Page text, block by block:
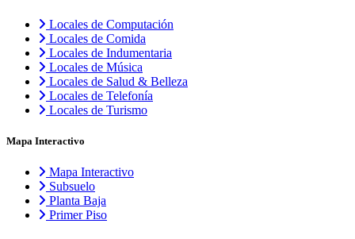
Locales de Computación
Locales de Comida
Locales de Indumentaria
Locales de Música
Locales de Salud & Belleza
Locales de Telefonía
Locales de Turismo
Mapa Interactivo
Mapa Interactivo
Subsuelo
Planta Baja
Primer Piso